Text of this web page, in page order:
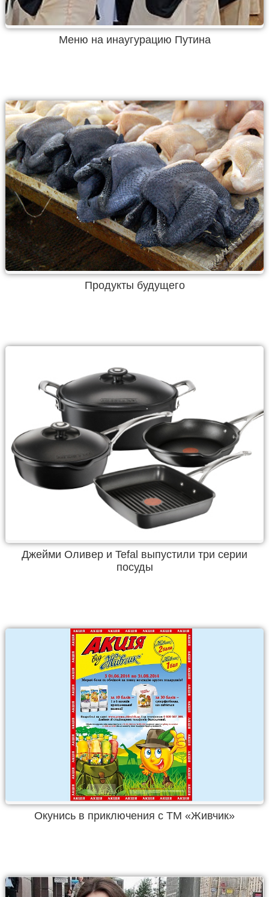
Меню на инаугурацию Путина
Продукты будущего
Джейми Оливер и Tefal выпустили три серии
посуды
Окунись в приключения с ТМ «Живчик»